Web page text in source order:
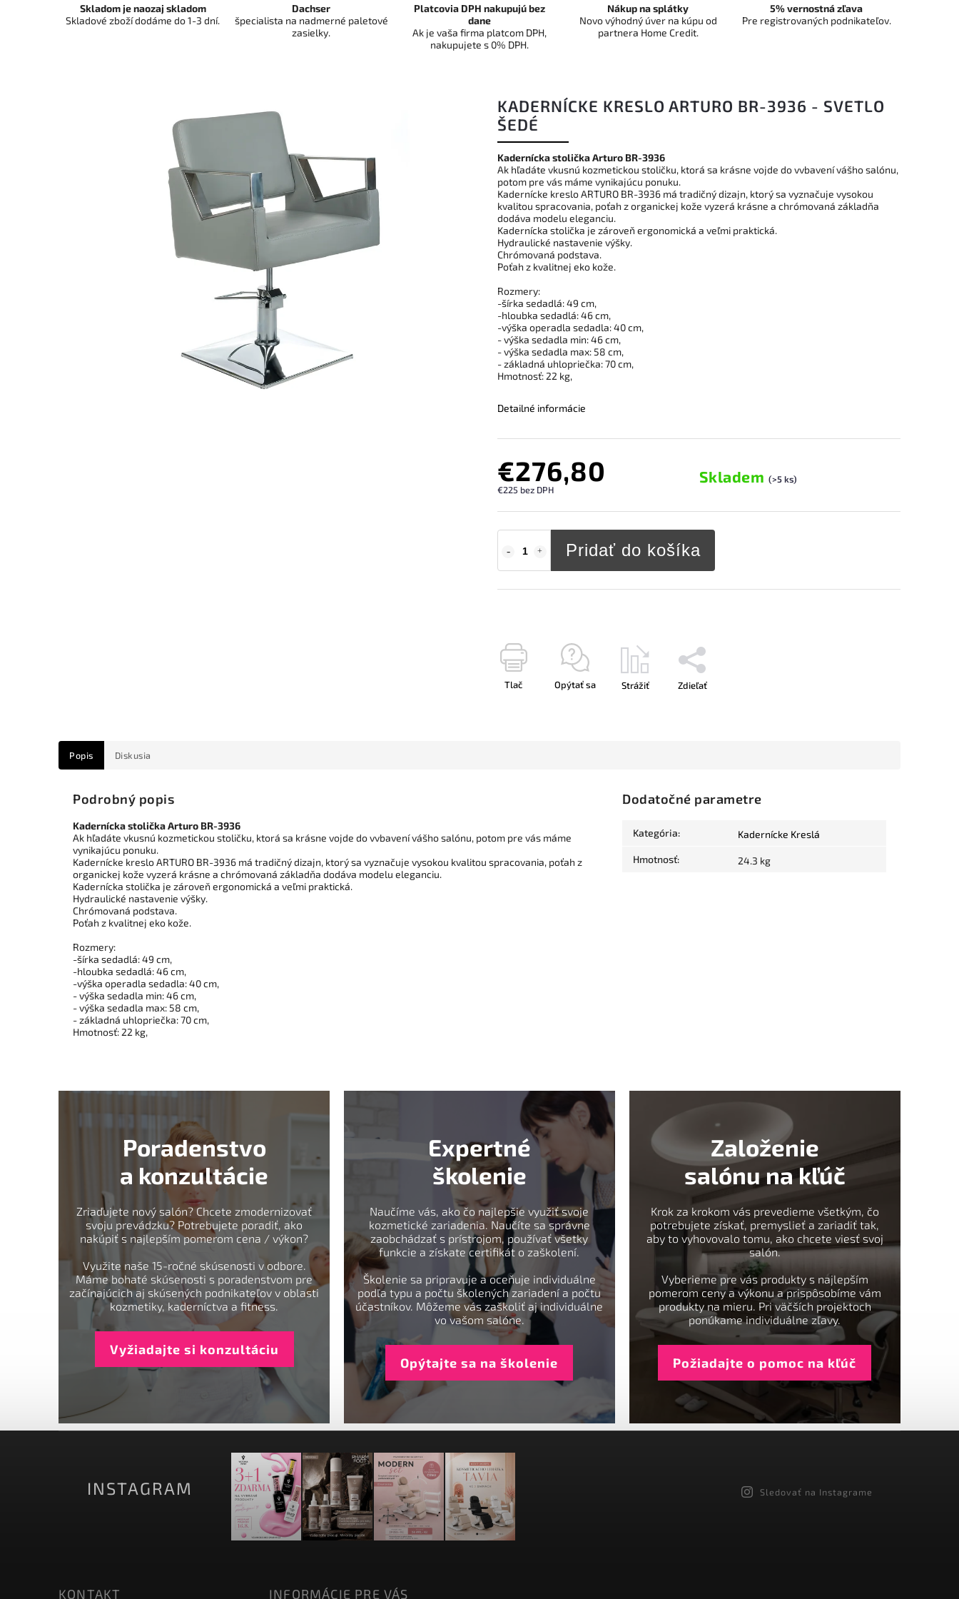
KADERNÍCKE KRESLO ARTURO BR-3936 - SVETLO
ŠEDÉ
€276,80
€225 bez DPH
Skladem (>5 ks)
Pridať do košíka
Kadernícka stolička Arturo BR-3936
Ak hľadáte vkusnú kozmetickou stoličku, ktorá sa krásne vojde do vvbavení vášho salónu,
potom pre vás máme vynikajúcu ponuku.
Kadernícke kreslo ARTURO BR-3936 má tradičný dizajn, ktorý sa vyznačuje vysokou
kvalitou spracovania, poťah z organickej kože vyzerá krásne a chrómovaná základňa
dodáva modelu eleganciu.
Kadernícka stolička je zároveň ergonomická a veľmi praktická.
Hydraulické nastavenie výšky.
Chrómovaná podstava.
Poťah z kvalitnej eko kože.
Rozmery:
-šírka sedadlá: 49 cm,
-hloubka sedadlá: 46 cm,
-výška operadla sedadla: 40 cm,
- výška sedadla min: 46 cm,
- výška sedadla max: 58 cm,
- základná uhlopriečka: 70 cm,
Hmotnosť: 22 kg,
Detailné informácie
Tlač Opýtať sa Strážiť Zdieľať
Skladom je naozaj skladom
Skladové zboží dodáme do 1-3 dní.
Dachser
špecialista na nadmerné paletové
zasielky.
Platcovia DPH nakupujú bez
dane
Ak je vaša firma platcom DPH,
nakupujete s 0% DPH.
Nákup na splátky
Novo výhodný úver na kúpu od
partnera Home Credit.
5% vernostná zľava
Pre registrovaných podnikateľov.
Popis Diskusia
Podrobný popis
Kadernícka stolička Arturo BR-3936
Ak hľadáte vkusnú kozmetickou stoličku, ktorá sa krásne vojde do vvbavení vášho salónu, potom pre vás máme
vynikajúcu ponuku.
Kadernícke kreslo ARTURO BR-3936 má tradičný dizajn, ktorý sa vyznačuje vysokou kvalitou spracovania, poťah z
organickej kože vyzerá krásne a chrómovaná základňa dodáva modelu eleganciu.
Kadernícka stolička je zároveň ergonomická a veľmi praktická.
Hydraulické nastavenie výšky.
Chrómovaná podstava.
Poťah z kvalitnej eko kože.
Rozmery:
-šírka sedadlá: 49 cm,
-hloubka sedadlá: 46 cm,
-výška operadla sedadla: 40 cm,
- výška sedadla min: 46 cm,
- výška sedadla max: 58 cm,
- základná uhlopriečka: 70 cm,
Hmotnosť: 22 kg,
Dodatočné parametre
Kategória: Kadernícke Kreslá
Hmotnosť: 24.3 kg
Poradenstvo
a konzultácie
Zriaďujete nový salón? Chcete zmodernizovať
svoju prevádzku? Potrebujete poradiť, ako
nakúpiť s najlepším pomerom cena / výkon?
Využite naše 15-ročné skúsenosti v odbore.
Máme bohaté skúsenosti s poradenstvom pre
začínajúcich aj skúsených podnikateľov v oblasti
kozmetiky, kaderníctva a fitness.
Vyžiadajte si konzultáciu
Expertné
školenie
Naučíme vás, ako čo najlepšie využiť svoje
kozmetické zariadenia. Naučíte sa správne
zaobchádzať s prístrojom, používať všetky
funkcie a získate certifikát o zaškolení.
Školenie sa pripravuje a oceňuje individuálne
podľa typu a počtu školených zariadení a počtu
účastníkov. Môžeme vás zaškoliť aj individuálne
vo vašom salóne.
Opýtajte sa na školenie
Založenie
salónu na kľúč
Krok za krokom vás prevedieme všetkým, čo
potrebujete získať, premyslieť a zariadiť tak,
aby to vyhovovalo tomu, ako chcete viesť svoj
salón.
Vyberieme pre vás produkty s najlepším
pomerom ceny a výkonu a prispôsobíme vám
produkty na mieru. Pri väčších projektoch
ponúkame individuálne zľavy.
Požiadajte o pomoc na kľúč
INSTAGRAM Sledovať na Instagrame
KONTAKT INFORMÁCIE PRE VÁS